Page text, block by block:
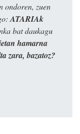
ondoren, zuen
ATARIAk
bat daukagu
hamarna
zara, bazatoz?